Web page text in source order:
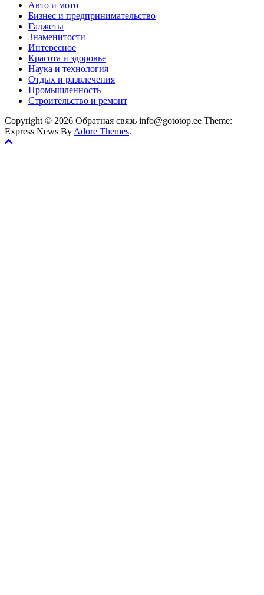
Авто и мото
Бизнес и предпринимательство
Гаджеты
Знаменитости
Интересное
Красота и здоровье
Наука и технология
Отдых и развлечения
Промышленность
Строительство и ремонт
Copyright © 2026 Обратная связь info@gototop.ee Theme:
Express News By Adore Themes.